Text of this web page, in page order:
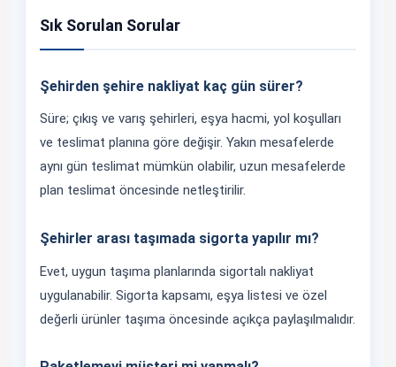
Sık Sorulan Sorular
Şehirden şehire nakliyat kaç gün sürer?
Süre; çıkış ve varış şehirleri, eşya hacmi, yol koşulları
ve teslimat planına göre değişir. Yakın mesafelerde
aynı gün teslimat mümkün olabilir, uzun mesafelerde
plan teslimat öncesinde netleştirilir.
Şehirler arası taşımada sigorta yapılır mı?
Evet, uygun taşıma planlarında sigortalı nakliyat
uygulanabilir. Sigorta kapsamı, eşya listesi ve özel
değerli ürünler taşıma öncesinde açıkça paylaşılmalıdır.